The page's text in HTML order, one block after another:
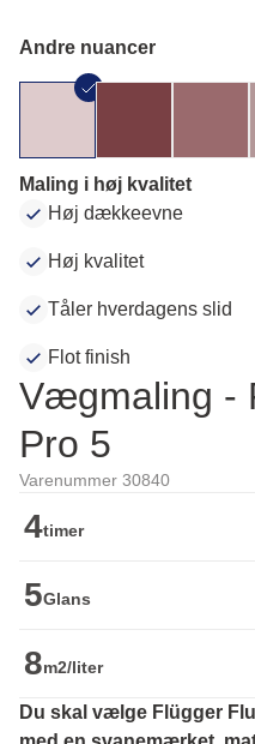
Andre nuancer
Maling i høj kvalitet
Høj dækkeevne
Høj kvalitet
Tåler hverdagens slid
Flot finish
Vægmaling -
Pro 5
Varenummer 30840
4timer
5Glans
8m2/liter
Du skal vælge Flügger